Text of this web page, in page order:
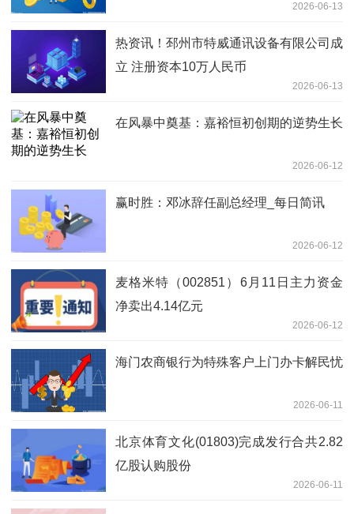
2026-06-13
热资讯！邳州市特威通讯设备有限公司成
立 注册资本10万人民币
2026-06-13
在风暴中奠基：嘉裕恒初创期的逆势生长
2026-06-12
赢时胜：邓冰辞任副总经理_每日简讯
2026-06-12
麦格米特（002851）6月11日主力资金
净卖出4.14亿元
2026-06-12
海门农商银行为特殊客户上门办卡解民忧
2026-06-11
北京体育文化(01803)完成发行合共2.82
亿股认购股份
2026-06-11